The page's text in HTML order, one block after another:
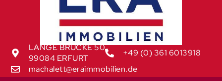
LANGE BRÜCKE 50
99084 ERFURT
+49 (0) 361 6013918
machalett@eraimmobilien.de